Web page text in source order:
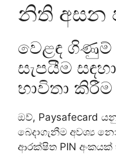
නිති අසන
වෙළඳ ගිණුම්
සැපයීම
භාවිතා
ඔව්, Paysafecard
බෙදාගැනීම අවශ්‍ය
ආරක්ෂිත PIN